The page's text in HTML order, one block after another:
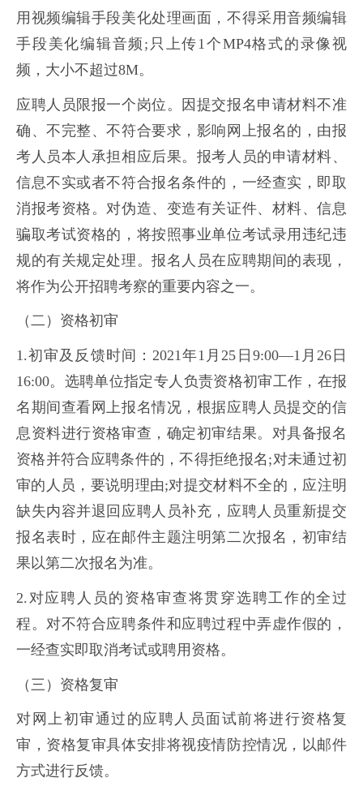
用视频编辑手段美化处理画面，不得采用音频编辑
手段美化编辑音频;只上传1个MP4格式的录像视
频，大小不超过8M。
应聘人员限报一个岗位。因提交报名申请材料不准
确、不完整、不符合要求，影响网上报名的，由报
考人员本人承担相应后果。报考人员的申请材料、
信息不实或者不符合报名条件的，一经查实，即取
消报考资格。对伪造、变造有关证件、材料、信息
骗取考试资格的，将按照事业单位考试录用违纪违
规的有关规定处理。报名人员在应聘期间的表现，
将作为公开招聘考察的重要内容之一。
（二）资格初审
1.初审及反馈时间：2021年1月25日9:00—1月26日
16:00。选聘单位指定专人负责资格初审工作，在报
名期间查看网上报名情况，根据应聘人员提交的信
息资料进行资格审查，确定初审结果。对具备报名
资格并符合应聘条件的，不得拒绝报名;对未通过初
审的人员，要说明理由;对提交材料不全的，应注明
缺失内容并退回应聘人员补充，应聘人员重新提交
报名表时，应在邮件主题注明第二次报名，初审结
果以第二次报名为准。
2.对应聘人员的资格审查将贯穿选聘工作的全过
程。对不符合应聘条件和应聘过程中弄虚作假的，
一经查实即取消考试或聘用资格。
（三）资格复审
对网上初审通过的应聘人员面试前将进行资格复
审，资格复审具体安排将视疫情防控情况，以邮件
方式进行反馈。